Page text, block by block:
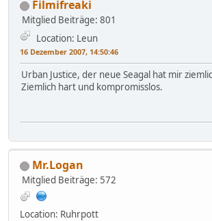
Filmifreaki
Mitglied Beiträge: 801
Location: Leun
16 Dezember 2007, 14:50:46
Urban Justice, der neue Seagal hat mir
Ziemlich hart und kompromisslos.
Mr.Logan
Mitglied Beiträge: 572
Location: Ruhrpott